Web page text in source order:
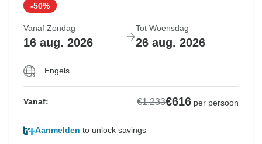
-50%
Vanaf Zondag
16 aug. 2026
Tot Woensdag
26 aug. 2026
Engels
Vanaf: €1.233€616 per persoon
Aanmelden to unlock savings